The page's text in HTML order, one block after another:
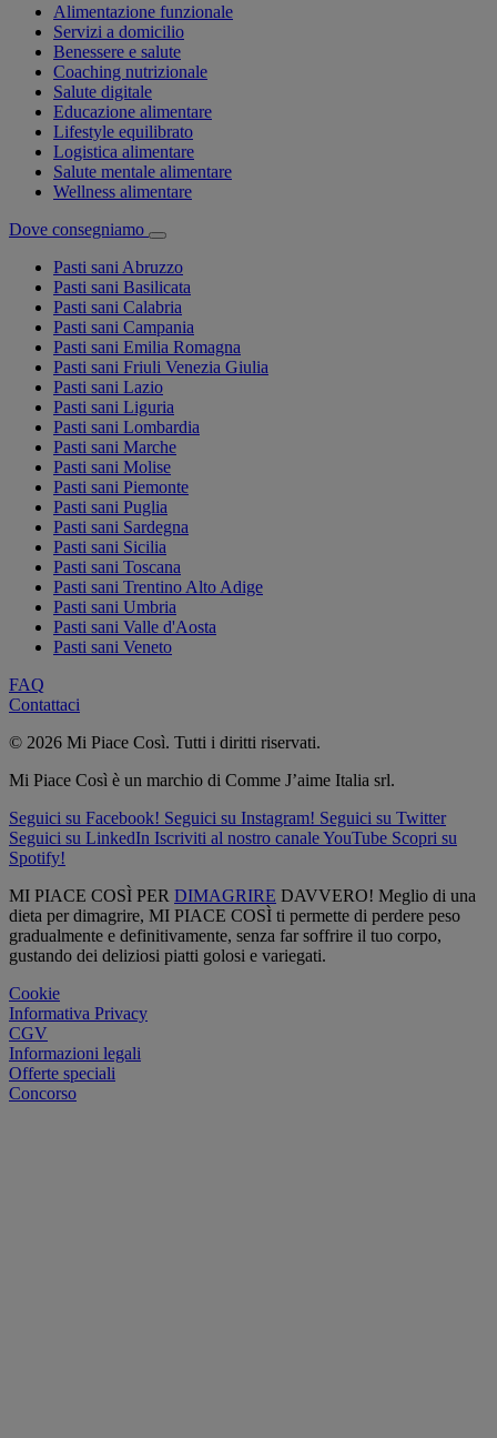
Alimentazione funzionale
Servizi a domicilio
Benessere e salute
Coaching nutrizionale
Salute digitale
Educazione alimentare
Lifestyle equilibrato
Logistica alimentare
Salute mentale alimentare
Wellness alimentare
Dove consegniamo
Pasti sani Abruzzo
Pasti sani Basilicata
Pasti sani Calabria
Pasti sani Campania
Pasti sani Emilia Romagna
Pasti sani Friuli Venezia Giulia
Pasti sani Lazio
Pasti sani Liguria
Pasti sani Lombardia
Pasti sani Marche
Pasti sani Molise
Pasti sani Piemonte
Pasti sani Puglia
Pasti sani Sardegna
Pasti sani Sicilia
Pasti sani Toscana
Pasti sani Trentino Alto Adige
Pasti sani Umbria
Pasti sani Valle d'Aosta
Pasti sani Veneto
FAQ
Contattaci
© 2026 Mi Piace Così. Tutti i diritti riservati.
Mi Piace Così è un marchio di Comme J’aime Italia srl.
Seguici su Facebook! Seguici su Instagram! Seguici su Twitter
Seguici su LinkedIn Iscriviti al nostro canale YouTube Scopri su
Spotify!
MI PIACE COSÌ PER DIMAGRIRE DAVVERO! Meglio di una
dieta per dimagrire, MI PIACE COSÌ ti permette di perdere peso
gradualmente e definitivamente, senza far soffrire il tuo corpo,
gustando dei deliziosi piatti golosi e variegati.
Cookie
Informativa Privacy
CGV
Informazioni legali
Offerte speciali
Concorso